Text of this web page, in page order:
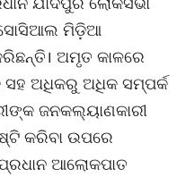
ସୋସିଆଲ ମିଡ଼ିଆ
ଅମୃତ କାଳରେ
ଅଧିକରୁ ଅଧିକ ସମ୍ପର୍କ
ଜନକଲ୍ୟାଣକାରୀ
କରିବା ଉପରେ
ଆଲୋକପାତ